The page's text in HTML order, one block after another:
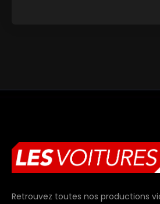
Retrouvez toutes nos productions